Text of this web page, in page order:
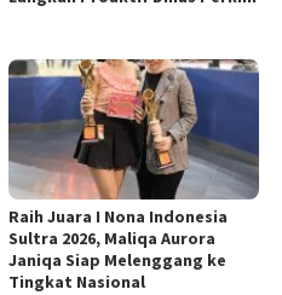
Raih Juara I Nona Indonesia
Sultra 2026, Maliqa Aurora
Janiqa Siap Melenggang ke
Tingkat Nasional